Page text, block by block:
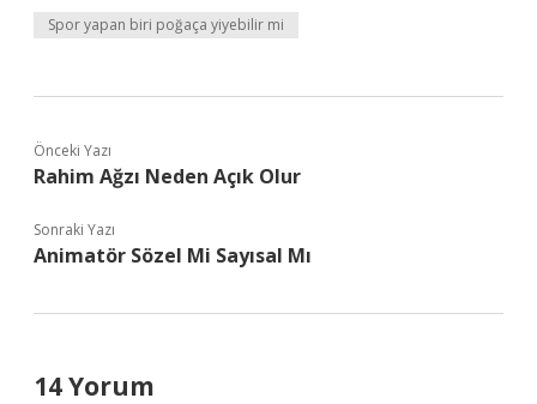
Spor yapan biri poğaça yiyebilir mi
Önceki Yazı
Rahim Ağzı Neden Açık Olur
Sonraki Yazı
Animatör Sözel Mi Sayısal Mı
14 Yorum